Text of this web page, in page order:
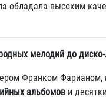
обладала высоким
мелодий до
Франком Фарианом,
альбомов и